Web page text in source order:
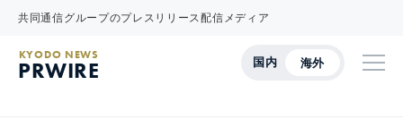
共同通信グループのプレスリリース配信メディア
国内 海外
KYODO NEWS
PRWIRE